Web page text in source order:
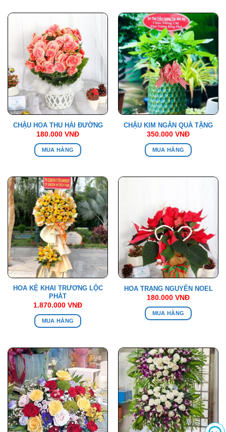
CHẬU HOA THU HẢI ĐƯỜNG
180.000 VNĐ
MUA HÀNG
CHẬU KIM NGÂN QUÀ TẶNG
350.000 VNĐ
MUA HÀNG
HOA KỆ KHAI TRƯƠNG LỘC
PHÁT
1.870.000 VNĐ
MUA HÀNG
HOA TRẠNG NGUYÊN NOEL
180.000 VNĐ
MUA HÀNG